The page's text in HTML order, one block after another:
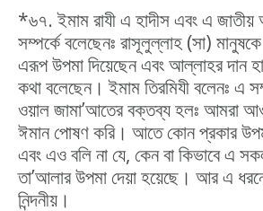
*৬৭. ইমাম রাযী এ হাদীস এবং এ জাতীয়
সম্পর্কে বলেছেনঃ রাসূলুল্লাহ (সা)
এরূপ উপমা দিয়েছেন এবং আল্লাহর দান
কথা বলেছেন। ইমাম তিরমিযী বলেনঃ এ
ওয়াল জামা’আতের বক্তব্য হলঃ আমরা
ঈমান পোষণ করি। আতে কোন প্রকার
এবং এও বলি না যে, কেন বা কিভাবে এ
তা’আলার উপমা দেয়া হয়েছে। আর এ
নিন্দনীয়।